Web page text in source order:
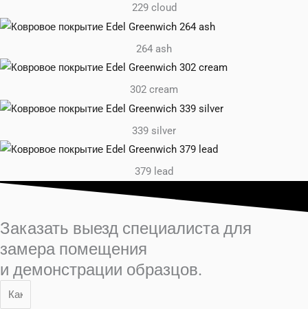
229 cloud
264 ash
302 cream
339 silver
379 lead
Заказать выезд специалиста для
замера помещения
и демонстрации образцов.